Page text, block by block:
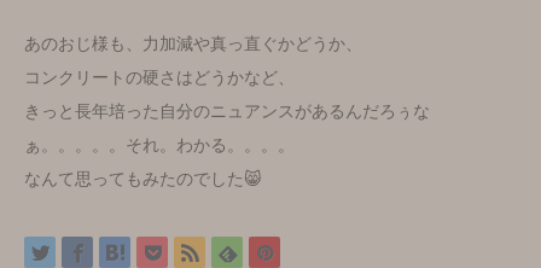
あのおじ様も、力加減や真っ直ぐかどうか、
コンクリートの硬さはどうかなど、
きっと長年培った自分のニュアンスがあるんだろぅな
ぁ。。。。。それ。わかる。。。。
なんて思ってもみたのでした😸